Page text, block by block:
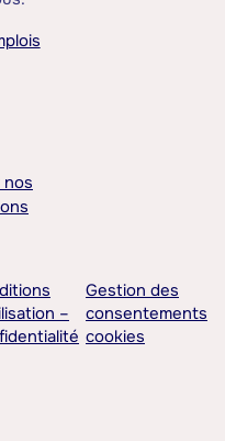
nos
–
Gestion des
consentements
cookies